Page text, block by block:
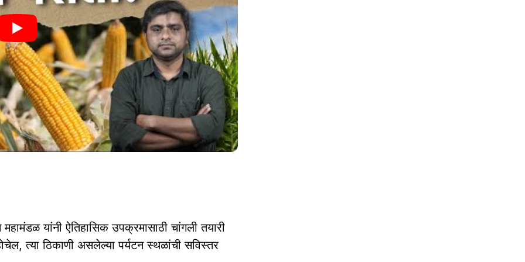
यांनी ऐतिहासिक उपक्रमासाठी चांगली तयारी
त्या ठिकाणी असलेल्या पर्यटन स्थळांची सविस्तर